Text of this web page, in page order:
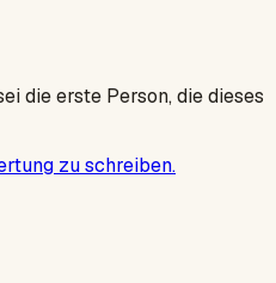
die erste Person, die dieses
zu schreiben.